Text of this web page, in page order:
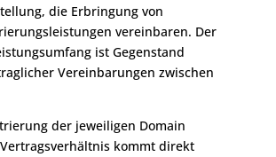
die Erbringung von
vereinbaren. Der
ist Gegenstand
Vereinbarungen zwischen
der jeweiligen Domain
kommt direkt